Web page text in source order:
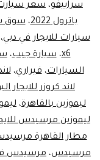
سراييفو، سعر سيارت
باترول 2022
،سوق
سيارات للايجار في دبي
x6،سيارة جيب،
السيارات،فيراري،
لاند كروزر للايجار
ليموزين بالقاهرة،
ليموزين مرسيدس
مطار القاهرة
مرسيدس، مرسيدس فيانو 2020 للايجار بسائق